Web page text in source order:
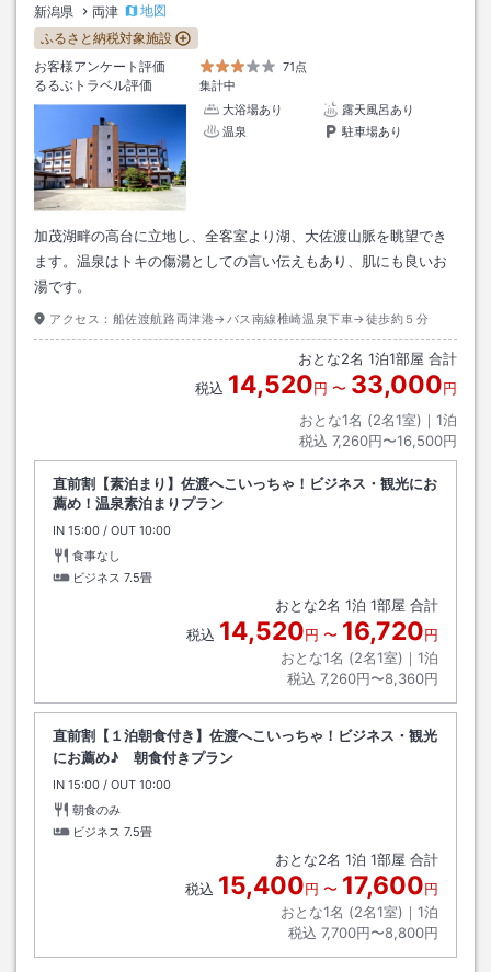
新潟県 両津
地図
ふるさと納税対象施設
お客様アンケート評価
71点
るるぶトラベル評価
集計中
大浴場あり
露天風呂あり
温泉
駐車場あり
加茂湖畔の高台に立地し、全客室より湖、大佐渡山脈を眺望でき
ます。温泉はトキの傷湯としての言い伝えもあり、肌にも良いお
湯です。
アクセス： 船佐渡航路両津港→バス南線椎崎温泉下車→徒歩約５分
おとな2名 1泊1部屋 合計
税込 14,520円 〜 33,000円
おとな1名 (2名1室)｜ 1泊
税込 7,260円〜16,500円
直前割【素泊まり】佐渡へこいっちゃ！ビジネス・観光にお
薦め！温泉素泊まりプラン
IN チェックイン
15:00 / OUT チェックアウト
10:00
食事なし
ビジネス 7.5畳
おとな2名 1泊 1部屋 合計
税込 14,520円 〜 16,720円
おとな1名 (2名1室)｜ 1泊
税込 7,260円〜8,360円
直前割【１泊朝食付き】佐渡へこいっちゃ！ビジネス・観光
にお薦め♪ 朝食付きプラン
IN チェックイン
15:00 / OUT チェックアウト
10:00
朝食のみ
ビジネス 7.5畳
おとな2名 1泊 1部屋 合計
税込 15,400円 〜 17,600円
おとな1名 (2名1室)｜ 1泊
税込 7,700円〜8,800円